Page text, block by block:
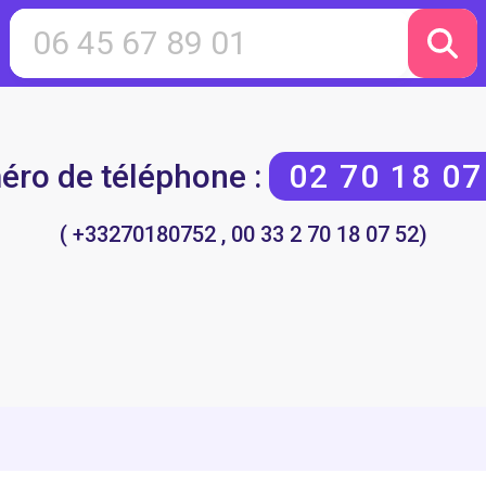
de téléphone : 02 70 18
( +33270180752 , 00 33 2 70 18 07 52)